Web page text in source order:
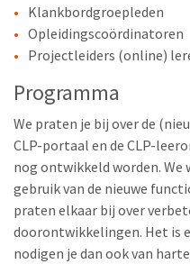
Klankbordgroepleden
Opleidingscoördinatoren
Projectleiders (online)
Programma
We praten je bij over de
CLP-portaal en de CLP-
nog ontwikkeld worden. We
gebruik van de nieuwe
praten elkaar bij over
doorontwikkelingen. Het is
nodigen je dan ook van